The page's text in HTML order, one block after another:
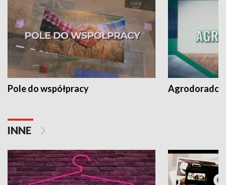
Pole do współpracy Agrodoradcy
INNE